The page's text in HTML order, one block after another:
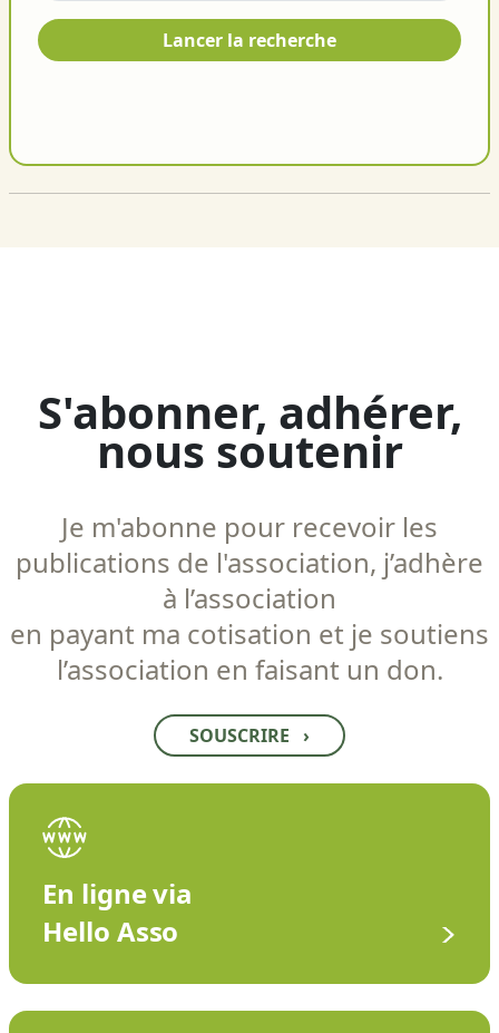
Lancer la recherche
S'abonner, adhérer,
nous soutenir
Je m'abonne pour recevoir les
publications de l'association, j’adhère
à l’association
en payant ma cotisation et je soutiens
l’association en faisant un don.
SOUSCRIRE ›
En ligne via
Hello Asso